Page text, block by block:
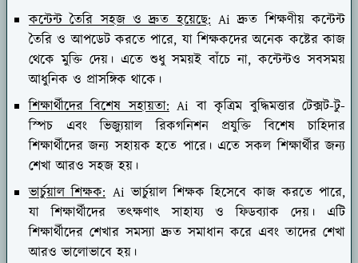
কন্টেন্ট তৈরি সহজ ও দ্রুত হয়েছে: Ai দ্রুত শিক্ষণীয় কন্টেন্ট
তৈরি ও আপডেট করতে পারে, যা শিক্ষকদের অনেক কষ্টের কাজ
থেকে মুক্তি দেয়। এতে শুধু সময়ই বাঁচে না, কন্টেন্টও সবসময়
আধুনিক ও প্রাসঙ্গিক থাকে।
শিক্ষার্থীদের বিশেষ সহায়তা: Ai বা কৃত্রিম বুদ্ধিমত্তার টেক্সট-টু-
স্পিচ এবং ভিজ্যুয়াল রিকগনিশন প্রযুক্তি বিশেষ চাহিদার
শিক্ষার্থীদের জন্য সহায়ক হতে পারে। এতে সকল শিক্ষার্থীর জন্য
শেখা আরও সহজ হয়।
ভার্চুয়াল শিক্ষক: Ai ভার্চুয়াল শিক্ষক হিসেবে কাজ করতে পারে,
যা শিক্ষার্থীদের তৎক্ষণাৎ সাহায্য ও ফিডব্যাক দেয়। এটি
শিক্ষার্থীদের শেখার সমস্যা দ্রুত সমাধান করে এবং তাদের শেখা
আরও ভালোভাবে হয়।